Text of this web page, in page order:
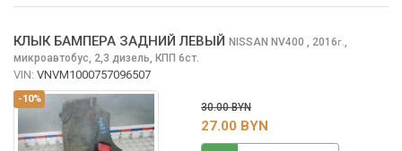
-10%
КЛЫК БАМПЕРА ЗАДНИЙ ЛЕВЫЙ NISSAN NV400 , 2016г.,
микроавтобус, 2,3 дизель, КПП 6ст.
VIN: VNVM1000757096507
30.00 BYN
27.00 BYN